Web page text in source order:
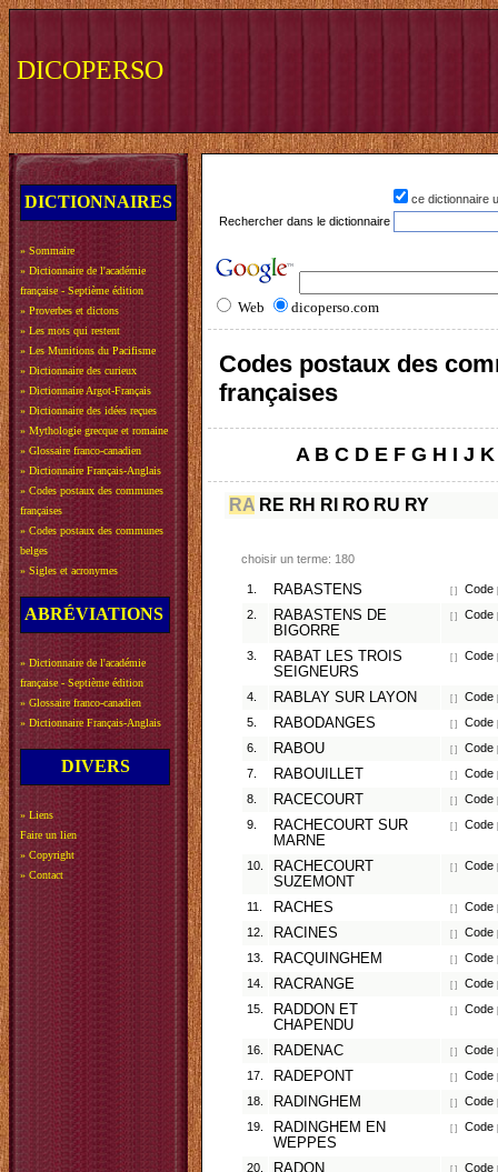
DICOPERSO
DICTIONNAIRES
» Sommaire
» Dictionnaire de l'académie
française - Septième édition
» Proverbes et dictons
» Les mots qui restent
» Les Munitions du Pacifisme
» Dictionnaire des curieux
» Dictionnaire Argot-Français
» Dictionnaire des idées reçues
» Mythologie grecque et romaine
» Glossaire franco-canadien
» Dictionnaire Français-Anglais
» Codes postaux des communes
françaises
» Codes postaux des communes
belges
» Sigles et acronymes
ABRÉVIATIONS
» Dictionnaire de l'académie
française - Septième édition
» Glossaire franco-canadien
» Dictionnaire Français-Anglais
DIVERS
» Liens
Faire un lien
» Copyright
» Contact
ce dictionnaire
Rechercher dans le dictionnaire
Web dicoperso.com
Codes postaux des
françaises
A B C D E F G H I J K
RA RE RH RI RO RU RY
choisir un terme: 180
1. RABASTENS [ ]
Code
2.
RABASTENS DE
BIGORRE
[ ] Code
3.
RABAT LES TROIS
SEIGNEURS
[ ] Code
4. RABLAY SUR LAYON [ ]
Code
5.
RABODANGES [ ]
Code
6.
RABOU [ ]
Code
7.
RABOUILLET [ ]
Code
8.
RACECOURT [ ]
Code
9.
RACHECOURT SUR
MARNE
[ ] Code
10.
RACHECOURT
SUZEMONT
[ ] Code
11. RACHES [ ]
Code
12.
RACINES [ ]
Code
13.
RACQUINGHEM [ ]
Code
14.
RACRANGE [ ]
Code
15.
RADDON ET
CHAPENDU
[ ] Code
16. RADENAC [ ]
Code
17.
RADEPONT [ ]
Code
18.
RADINGHEM [ ]
Code
19.
RADINGHEM EN
WEPPES
[ ] Code
20. RADON [ ] Code